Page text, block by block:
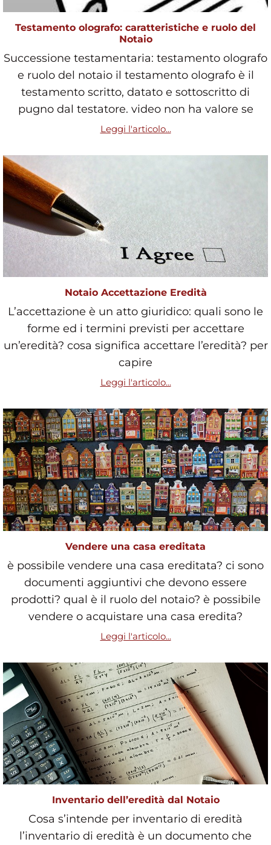
Testamento olografo: caratteristiche e ruolo del
Notaio
Successione testamentaria: testamento olografo
e ruolo del notaio il testamento olografo è il
testamento scritto, datato e sottoscritto di
pugno dal testatore. video non ha valore se
Leggi l'articolo...
Notaio Accettazione Eredità
L’accettazione è un atto giuridico: quali sono le
forme ed i termini previsti per accettare
un’eredità? cosa significa accettare l’eredità? per
capire
Leggi l'articolo...
Vendere una casa ereditata
è possibile vendere una casa ereditata? ci sono
documenti aggiuntivi che devono essere
prodotti? qual è il ruolo del notaio? è possibile
vendere o acquistare una casa eredita?
Leggi l'articolo...
Inventario dell’eredità dal Notaio
Cosa s’intende per inventario di eredità
l’inventario di eredità è un documento che